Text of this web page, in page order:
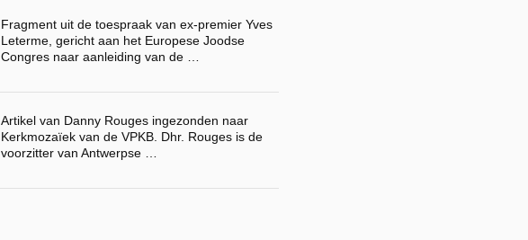
Fragment uit de toespraak van ex-premier Yves
Leterme, gericht aan het Europese Joodse
Congres naar aanleiding van de …
Artikel van Danny Rouges ingezonden naar
Kerkmozaïek van de VPKB. Dhr. Rouges is de
voorzitter van Antwerpse …